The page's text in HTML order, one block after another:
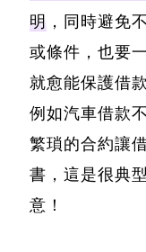
明 ，同時避免
或條件，也要
就愈能保護借
例如汽車借款
繁瑣的合約讓
書，這是很典
意！